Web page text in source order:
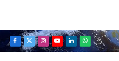
Facebook
X
Instagram
YouTubeLinkedInWhatsApp